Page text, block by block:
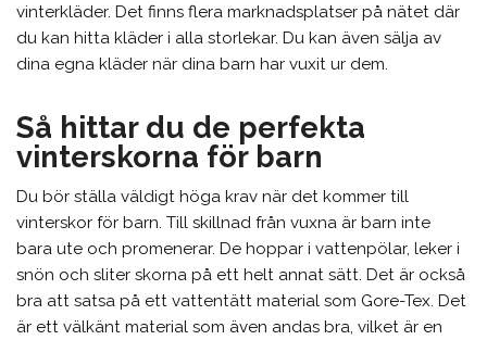
vinterkläder. Det finns flera marknadsplatser på nätet där
du kan hitta kläder i alla storlekar. Du kan även sälja av
dina egna kläder när dina barn har vuxit ur dem.
Så hittar du de perfekta
vinterskorna för barn
Du bör ställa väldigt höga krav när det kommer till
vinterskor för barn. Till skillnad från vuxna är barn inte
bara ute och promenerar. De hoppar i vattenpölar, leker i
snön och sliter skorna på ett helt annat sätt. Det är också
bra att satsa på ett vattentätt material som Gore-Tex. Det
är ett välkänt material som även andas bra, vilket är en